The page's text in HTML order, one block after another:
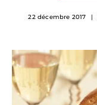
22 décembre 2017